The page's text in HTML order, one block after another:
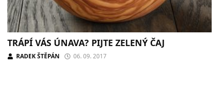
TRÁPÍ VÁS ÚNAVA? PIJTE ZELENÝ ČAJ
RADEK ŠTĚPÁN 06. 09. 2017